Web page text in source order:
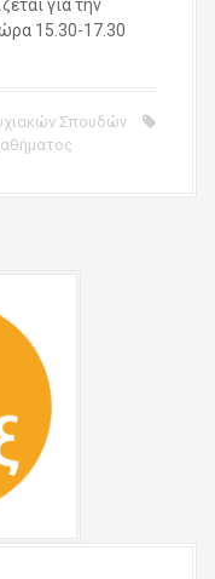
για την
15.30-17.30
Σπουδών